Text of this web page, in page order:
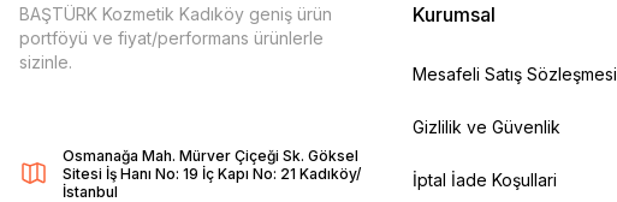
BAŞTÜRK Kozmetik Kadıköy geniş ürün
portföyü ve fiyat/performans ürünlerle
sizinle.
Osmanağa Mah. Mürver Çiçeği Sk. Göksel
Sitesi İş Hanı No: 19 İç Kapı No: 21 Kadıköy/
İstanbul
Kurumsal
Mesafeli Satış Sözleşmesi
Gizlilik ve Güvenlik
İptal İade Koşullari